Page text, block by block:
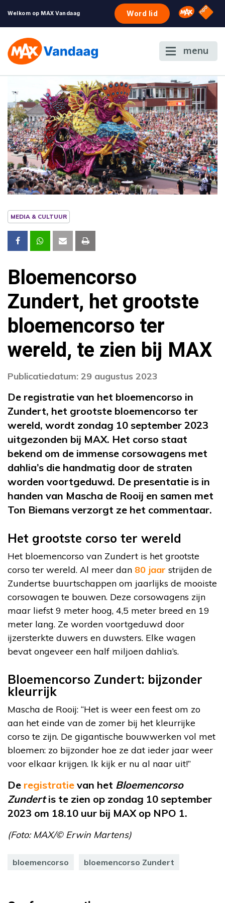
Welkom op MAX Vandaag Word lid Omroep
NPO
menu
MEDIA & CULTUUR
Bloemencorso
Zundert, het grootste
bloemencorso ter
wereld, te zien bij MAX
Publicatiedatum: 29 augustus 2023
De registratie van het bloemencorso in
Zundert, het grootste bloemencorso ter
wereld, wordt zondag 10 september 2023
uitgezonden bij MAX. Het corso staat
bekend om de immense corsowagens met
dahlia’s die handmatig door de straten
worden voortgeduwd. De presentatie is in
handen van Mascha de Rooij en samen met
Ton Biemans verzorgt ze het commentaar.
Het grootste corso ter wereld
Het bloemencorso van Zundert is het grootste
corso ter wereld. Al meer dan 80 jaar strijden de
Zundertse buurtschappen om jaarlijks de mooiste
corsowagen te bouwen. Deze corsowagens zijn
maar liefst 9 meter hoog, 4,5 meter breed en 19
meter lang. Ze worden voortgeduwd door
ijzersterkte duwers en duwsters. Elke wagen
bevat ongeveer een half miljoen dahlia’s.
Bloemencorso Zundert: bijzonder
kleurrijk
Mascha de Rooij: “Het is weer een feest om zo
aan het einde van de zomer bij het kleurrijke
corso te zijn. De gigantische bouwwerken vol met
bloemen: zo bijzonder hoe ze dat ieder jaar weer
voor elkaar krijgen. Ik kijk er nu al naar uit!”
De registratie van het Bloemencorso
Zundertis te zien op zondag 10 september
2023 om 18.10 uur bij MAX op NPO 1.
(Foto: MAX/© Erwin Martens)
bloemencorso bloemencorso Zundert